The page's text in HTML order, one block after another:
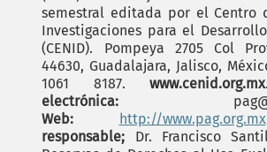
semestral editada por el Centro
Investigaciones para el
(CENID). Pompeya 2705 Col
44630, Guadalajara, Jalisco,
1061 8187.www.cenid.org.mx
electrónica:
Web:
http://www.pag.org.mx
responsable; Dr. Francisco